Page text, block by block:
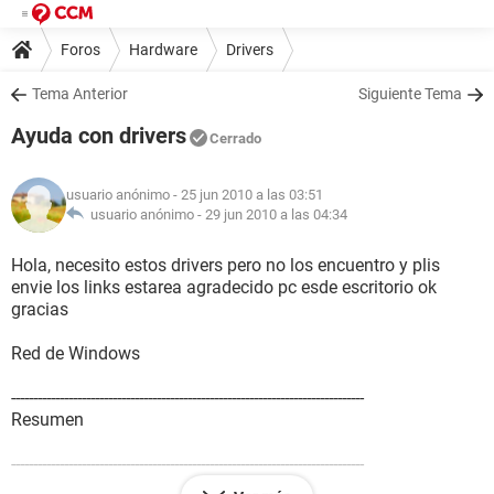
Foros Hardware Drivers
Tema Anterior Siguiente Tema
Ayuda con drivers Cerrado
usuario anónimo - 25 jun 2010 a las 03:51
usuario anónimo - 29 jun 2010 a las 04:34
Hola, necesito estos drivers pero no los encuentro y plis
envie los links estarea agradecido pc esde escritorio ok
gracias
Red de Windows
--------------------------------------------------------------------------------
Resumen
--------------------------------------------------------------------------------